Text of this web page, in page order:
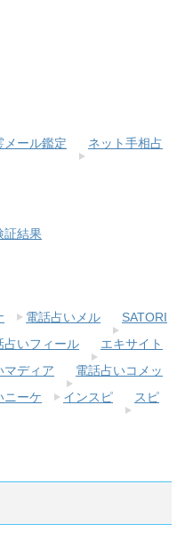
メール鑑定
ネット手相占
証結果
電話占いメル
SATORI
占いフィール
エキサイト
マディア
電話占いコメッ
ニーケ インスピ
スピ